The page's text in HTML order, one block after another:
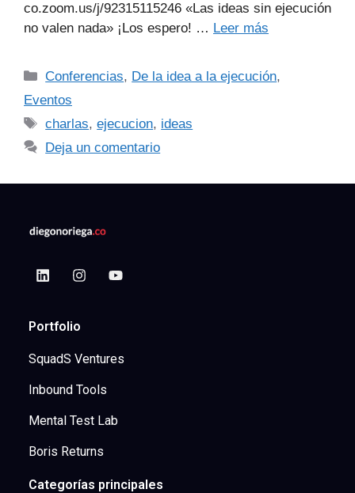
co.zoom.us/j/92315115246 «Las ideas sin ejecución
no valen nada» ¡Los espero! … Leer más
Conferencias, De la idea a la ejecución,
Eventos
charlas,ejecucion, ideas
Deja un comentario
Portfolio
SquadS Ventures
Inbound Tools
Mental Test Lab
Boris Returns
Categorías principales